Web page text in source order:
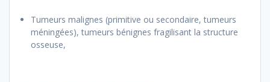
Tumeurs malignes (primitive ou secondaire, tumeurs
méningées), tumeurs bénignes fragilisant la structure
osseuse,